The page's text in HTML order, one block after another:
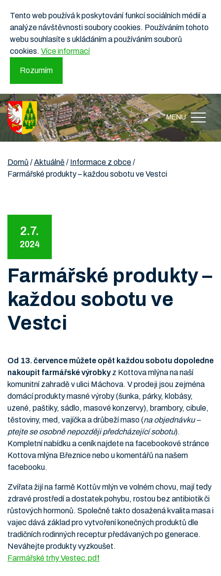
Tento web používá k poskytování funkcí sociálních médií a
analýze návštěvnosti soubory cookies. Používáním tohoto
webu souhlasíte s ukládáním a používáním souborů
cookies. Více informací
Rozumím
MENU
Domů /Aktuálně/ Informace z obce/
Farmářské produkty – každou sobotu ve Vestci
2.7.
2024
Farmářské produkty –
každou sobotu ve
Vestci
Od 13. července můžete opět každou sobotu dopoledne
nakoupit farmářské výrobkyz Kottova mlýna na naší
komunitní zahradě v ulici Máchova. V prodeji jsou zejména
domácí produkty masné výroby (šunka, párky, klobásy,
uzené, paštiky, sádlo, masové konzervy), brambory, cibule,
těstoviny, med, vajíčka a drůbeží maso (na objednávku –
ptejte se osobně nepozději předcházející sobotu).
Kompletní nabídku a ceník najdete na facebookové stránce
Kottova mlýna Březnice nebo u komentářů na našem
facebooku.
Zvířata žijí na farmě Kottův mlýn ve volném chovu, mají tedy
zdravé prostředí a dostatek pohybu, rostou bez antibiotik či
růstových hormonů. Společně takto dosažená kvalita masa i
vajec dává základ pro vytvoření konečných produktů dle
tradičních rodinných receptur předávaných po generace.
Neváhejte produkty vyzkoušet.
Farmářské trhy Vestec.pdf